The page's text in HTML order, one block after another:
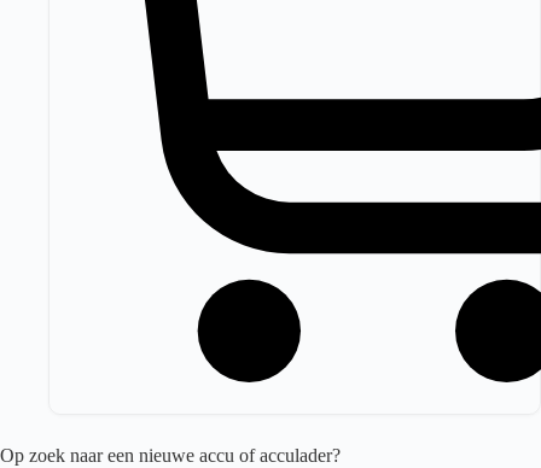
Op zoek naar een nieuwe accu of acculader?